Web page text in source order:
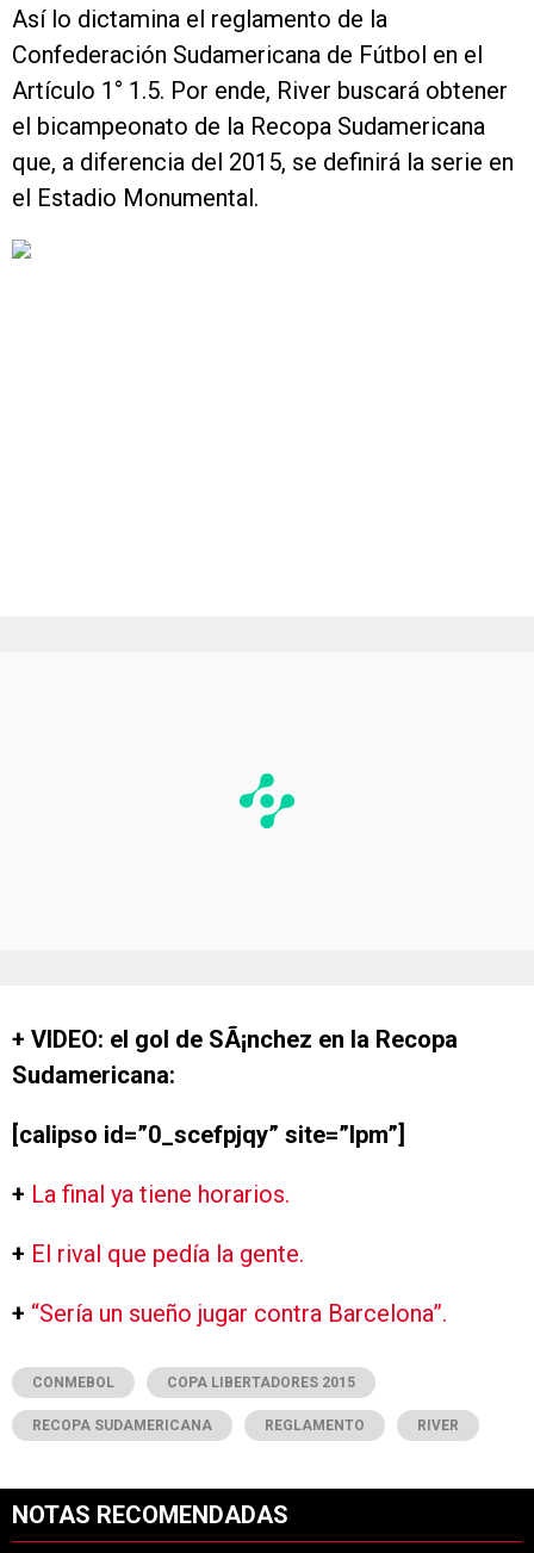
Así lo dictamina el reglamento de la
Confederación Sudamericana de Fútbol en el
Artículo 1° 1.5. Por ende, River buscará obtener
el bicampeonato de la Recopa Sudamericana
que, a diferencia del 2015, se definirá la serie en
el Estadio Monumental.
+ VIDEO: el gol de SÃ¡nchez en la Recopa
Sudamericana:
[calipso id=”0_scefpjqy” site=”lpm”]
+ La final ya tiene horarios.
+ El rival que pedía la gente.
+ “Sería un sueño jugar contra Barcelona”.
CONMEBOL COPA LIBERTADORES 2015
RECOPA SUDAMERICANA REGLAMENTO RIVER
NOTAS RECOMENDADAS